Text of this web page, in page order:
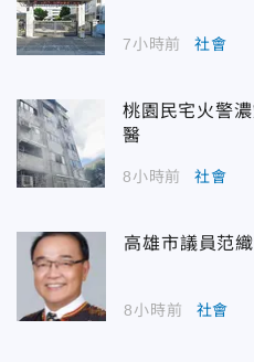
7小時前 社會
桃園民宅火警
醫
8小時前 社會
高雄市議員范
8小時前 社會